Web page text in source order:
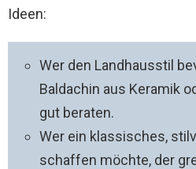
Ideen:
Wer den Landhausstil
Baldachin aus Keramik
gut beraten.
Wer ein klassisches,
schaffen möchte, der